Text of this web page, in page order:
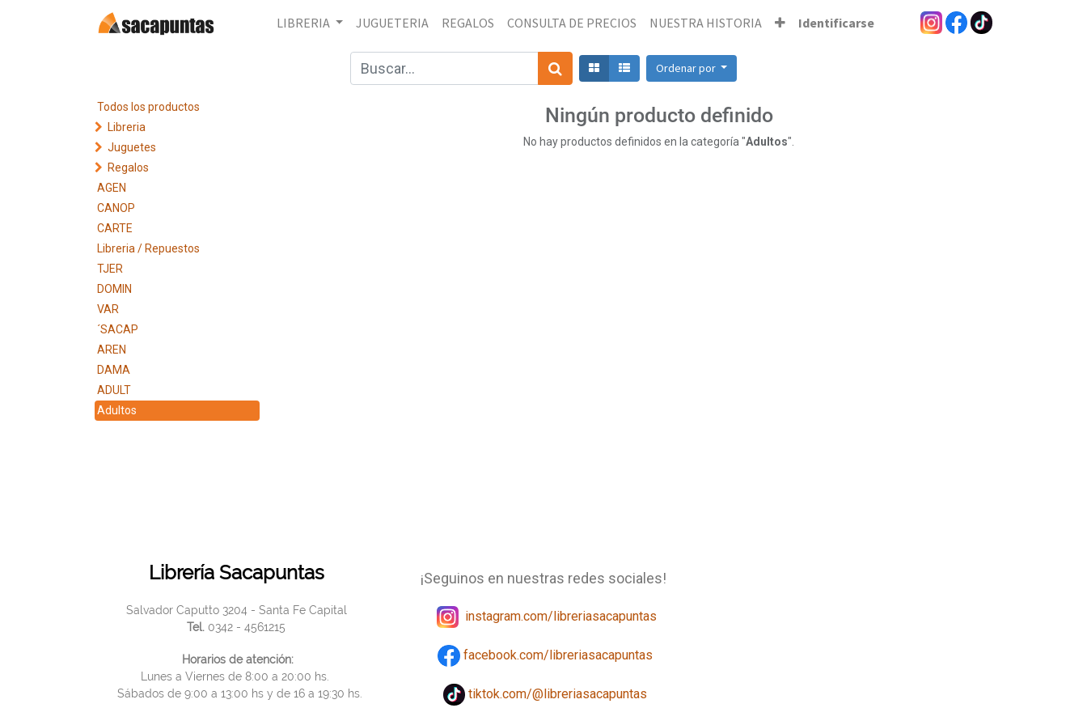
LIBRERIA JUGUETERIA REGALOS CONSULTA DE PRECIOS NUESTRA HISTORIA Identificarse
Ordenar por
Todos los productos
Libreria
Juguetes
Regalos
AGEN
CANOP
CARTE
Libreria / Repuestos
TJER
DOMIN
VAR
´SACAP
AREN
DAMA
ADULT
Adultos
Ningún producto definido
No hay productos definidos en la categoría "Adultos".
Librería Sacapuntas
Salvador Caputto 3204 - Santa Fe Capital
Tel. 0342 - 4561215
Horarios de atención:
Lunes a Viernes de 8:00 a 20:00 hs.
Sábados de 9:00 a 13:00 hs y de 16 a 19:30 hs.
¡Seguinos en nuestras redes sociales!
instagram.com/libreriasacapuntas
facebook.com/libreriasacapuntas
tiktok.com/@libreriasacapuntas